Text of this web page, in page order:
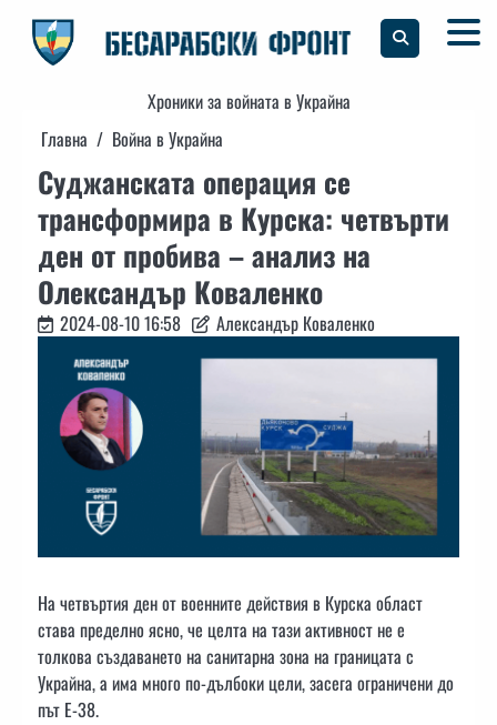
content
Хроники за войната в Украйна
Главна
Война в Украйна
Суджанската операция се
трансформира в Курска: четвърти
ден от пробива – анализ на
Олександър Коваленко
2024-08-10 16:58 Александър Коваленко
На четвъртия ден от военните действия в Курска област
става пределно ясно, че целта на тази активност не е
толкова създаването на санитарна зона на границата с
Украйна, а има много по-дълбоки цели, засега ограничени до
път Е-38.